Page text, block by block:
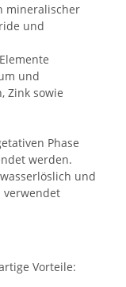
mineralischer
und
und
Zink sowie
Phase
werden.
und
verwendet
Vorteile: